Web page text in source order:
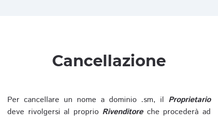
Cancellazione
Per cancellare un nome a dominio .sm, il Proprietario
deve rivolgersi al proprio Rivenditoreche procederà ad